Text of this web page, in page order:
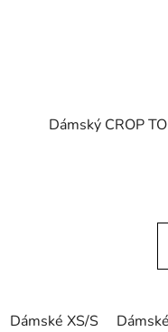
Dámský CROP
Dámské XS/S